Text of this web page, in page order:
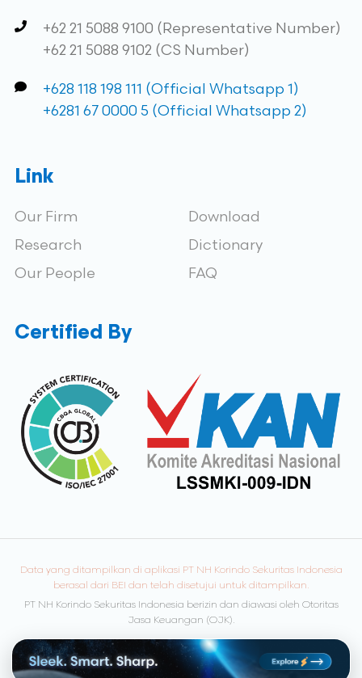
+62 21 5088 9100 (Representative Number)
+62 21 5088 9102 (CS Number)
+628 118 198 111 (Official Whatsapp 1)
+6281 67 0000 5 (Official Whatsapp 2)
Link
Our Firm
Research
Our People
Download
Dictionary
FAQ
Certified By
Data yang ditampilkan di aplikasi PT NH Korindo Sekuritas Indonesia
berasal dari BEI dan telah disetujui untuk ditampilkan.
PT NH Korindo Sekuritas Indonesia berizin dan diawasi oleh Otoritas
Jasa Keuangan (OJK).
© Copyright 2026 NH Korindo Sekuritas. All rights reserved.